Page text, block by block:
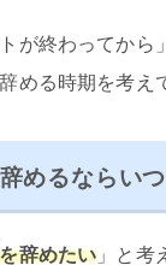
が終わってから
める時期を考え
めるならいつ
辞めたい 」と考